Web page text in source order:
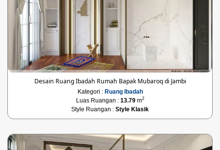
Desain Ruang Ibadah Rumah Bapak Mubaroq di Jambi
Kategori : Ruang Ibadah
Luas Ruangan : 13.79m2
Style Ruangan : Style Klasik